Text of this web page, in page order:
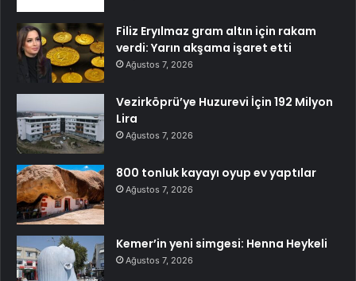
Filiz Eryılmaz gram altın için rakam
verdi: Yarın akşama işaret etti
Ağustos 7, 2026
Vezirköprü’ye Huzurevi İçin 192 Milyon
Lira
Ağustos 7, 2026
800 tonluk kayayı oyup ev yaptılar
Ağustos 7, 2026
Kemer’in yeni simgesi: Henna Heykeli
Ağustos 7, 2026